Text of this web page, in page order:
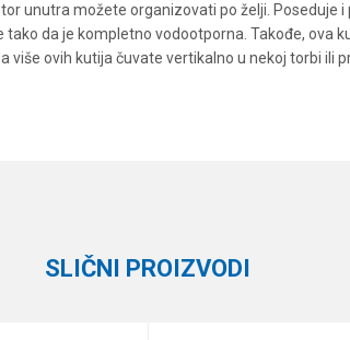
unutra možete organizovati po želji. Poseduje
da je kompletno vodootporna. Takođe, ova
ovih kutija čuvate vertikalno u nekoj torbi ili
SLIČNI PROIZVODI